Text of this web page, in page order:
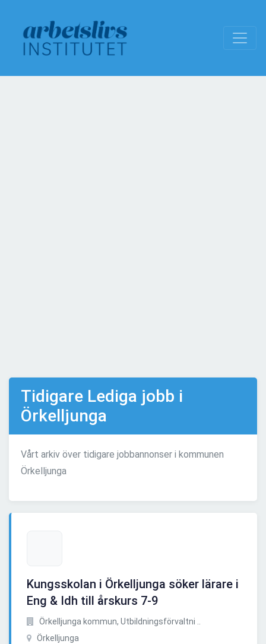
Tidigare Lediga jobb i
Örkelljunga
Vårt arkiv över tidigare jobbannonser i kommunen
Örkelljunga
Kungsskolan i Örkelljunga söker lärare i
Eng & Idh till årskurs 7-9
Örkelljunga kommun, Utbildningsförvaltni ..
Örkelljunga